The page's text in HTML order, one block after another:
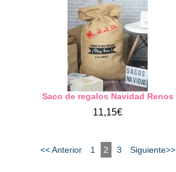
Saco de regalos Navidad Renos
11,15€
<< Anterior 1 2 3 Siguiente>>